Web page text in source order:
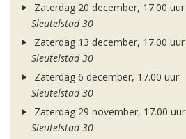
Zaterdag 20 december, 17.00 uur
Sleutelstad 30
Zaterdag 13 december, 17.00 uur
Sleutelstad 30
Zaterdag 6 december, 17.00 uur
Sleutelstad 30
Zaterdag 29 november, 17.00 uur
Sleutelstad 30